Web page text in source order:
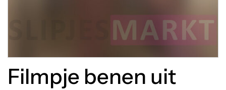
Filmpje benen uit